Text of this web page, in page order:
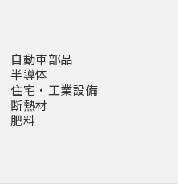
自動車部品
半導体
住宅・工業設備
断熱材
肥料